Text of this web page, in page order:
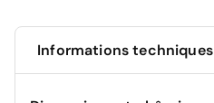
Informations techniques